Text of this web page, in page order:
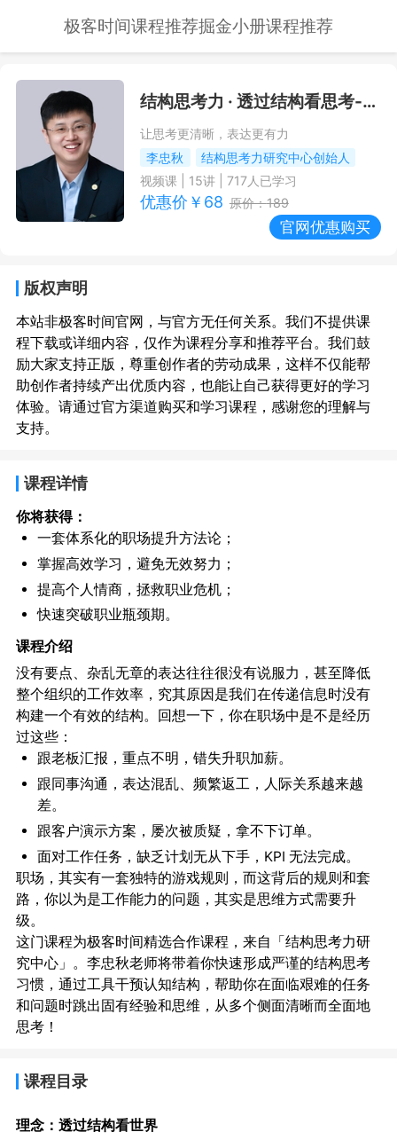
极客时间课程推荐掘金小册课程推荐
结构思考力 · 透过结构看思考--极客时间课程推荐/优惠
让思考更清晰，表达更有力
李忠秋
结构思考力研究中心创始人
视频课| 15讲 | 717人已学习
优惠价￥ 68 原价：189
官网优惠购买
版权声明
本站非极客时间官网，与官方无任何关系。我们不提供课
程下载或详细内容，仅作为课程分享和推荐平台。我们鼓
励大家支持正版，尊重创作者的劳动成果，这样不仅能帮
助创作者持续产出优质内容，也能让自己获得更好的学习
体验。请通过官方渠道购买和学习课程，感谢您的理解与
支持。
课程详情
你将获得：
一套体系化的职场提升方法论；
掌握高效学习，避免无效努力；
提高个人情商，拯救职业危机；
快速突破职业瓶颈期。
课程介绍
没有要点、杂乱无章的表达往往很没有说服力，甚至降低
整个组织的工作效率，究其原因是我们在传递信息时没有
构建一个有效的结构。回想一下，你在职场中是不是经历
过这些：
跟老板汇报，重点不明，错失升职加薪。
跟同事沟通，表达混乱、频繁返工，人际关系越来越
差。
跟客户演示方案，屡次被质疑，拿不下订单。
面对工作任务，缺乏计划无从下手，KPI 无法完成。
职场，其实有一套独特的游戏规则，而这背后的规则和套
路，你以为是工作能力的问题，其实是思维方式需要升
级。
这门课程为极客时间精选合作课程，来自「结构思考力研
究中心」。李忠秋老师将带着你快速形成严谨的结构思考
习惯，通过工具干预认知结构，帮助你在面临艰难的任务
和问题时跳出固有经验和思维，从多个侧面清晰而全面地
思考！
课程目录
理念：透过结构看世界